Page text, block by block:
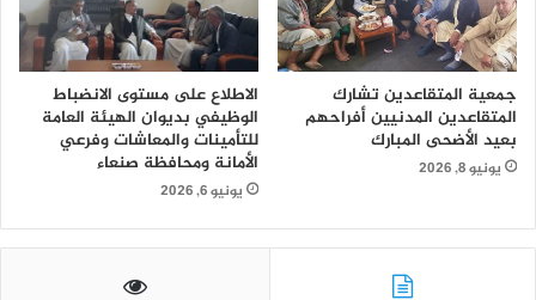
جمعية المتقاعدين تشارك
المتقاعدين المدنيين أفراحهم
بعيد الأضحى المبارك
يونيو 8, 2026
الاطلاع على مستوى الانضباط
الوظيفي بديوان الهيئة العامة
للتأمينات والمعاشات وفرعي
الأمانة ومحافظة صنعاء
يونيو 6, 2026